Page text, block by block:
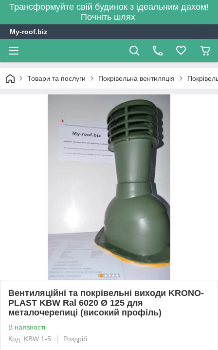
Трансформуйте свій будинок з ідеальним дахом!
Почніть шлях
My-roof.biz
Товари та послуги Покрівельна вентиляція
Вентиляційні та покрівельні виходи KRONO-
PLAST KBW Ral 6020 Ø 125 для
металочерепиці (високий профіль)
В наявності
Код: KBW 1-5
Роздріб